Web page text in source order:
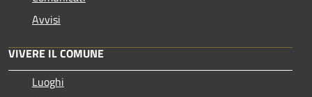
Avvisi
VIVERE IL COMUNE
Luoghi